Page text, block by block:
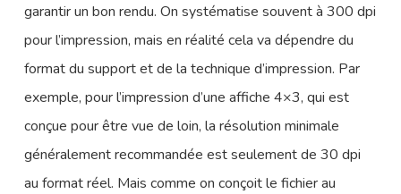
garantir un bon rendu. On systématise souvent à 300 dpi
pour l’impression, mais en réalité cela va dépendre du
format du support et de la technique d’impression. Par
exemple, pour l’impression d’une affiche 4×3, qui est
conçue pour être vue de loin, la résolution minimale
généralement recommandée est seulement de 30 dpi
au format réel. Mais comme on conçoit le fichier au